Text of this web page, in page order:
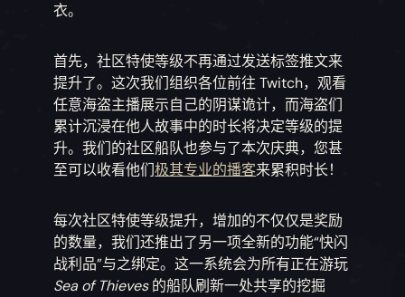
衣。
首先，社区特使等级不再通过发送标签推文来
提升了。这次我们组织各位前往 Twitch，观看
任意海盗主播展示自己的阴谋诡计，而海盗们
累计沉浸在他人故事中的时长将决定等级的提
升。我们的社区船队也参与了本次庆典，您甚
至可以收看他们极其专业的播客来累积时长！
每次社区特使等级提升，增加的不仅仅是奖励
的数量，我们还推出了另一项全新的功能“快闪
战利品”与之绑定。这一系统会为所有正在游玩
Sea of Thieves的船队刷新一处共享的挖掘